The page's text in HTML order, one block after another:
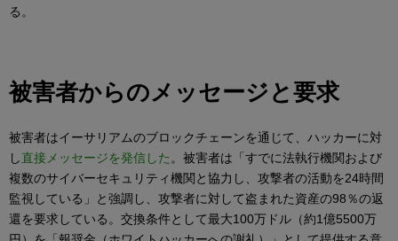
る。
被害者からのメッセージと要求
被害者はイーサリアムのブロックチェーンを通じて、ハッカーに対
し直接メッセージを発信した。被害者は「すでに法執行機関および
複数のサイバーセキュリティ機関と協力し、攻撃者の活動を24時間
監視している」と強調し、攻撃者に対して盗まれた資産の98％の返
還を要求している。交換条件として最大100万ドル（約1億5500万